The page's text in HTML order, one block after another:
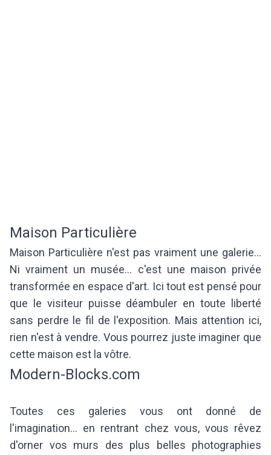
Maison Particulière
Maison Particulière n'est pas vraiment une galerie...
Ni vraiment un musée... c'est une maison privée
transformée en espace d'art. Ici tout est pensé pour
que le visiteur puisse déambuler en toute liberté
sans perdre le fil de l'exposition. Mais attention ici,
rien n'est à vendre. Vous pourrez juste imaginer que
cette maison est la vôtre.
Modern-Blocks.com
Toutes ces galeries vous ont donné de
l'imagination... en rentrant chez vous, vous rêvez
d'orner vos murs des plus belles photographies